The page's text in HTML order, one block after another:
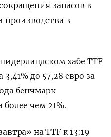
запасов в
производства в
хабе TTF
до 57,28 евро за
бенчмарк
чем 21%.
на TTF к 13:19